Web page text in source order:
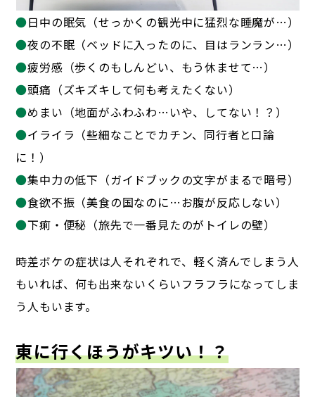
●日中の眠気（せっかくの観光中に猛烈な睡魔が…）
●夜の不眠（ベッドに入ったのに、目はランラン…）
●疲労感（歩くのもしんどい、もう休ませて…）
●頭痛（ズキズキして何も考えたくない）
●めまい（地面がふわふわ…いや、してない！？）
●イライラ（些細なことでカチン、同行者と口論
に！）
●集中力の低下（ガイドブックの文字がまるで暗号）
●食欲不振（美食の国なのに…お腹が反応しない）
●下痢・便秘（旅先で一番見たのがトイレの壁）
時差ボケの症状は人それぞれで、軽く済んでしまう人
もいれば、 何も出来ないくらいフラフラになってしま
う人もいます。
東に行くほうがキツい！？